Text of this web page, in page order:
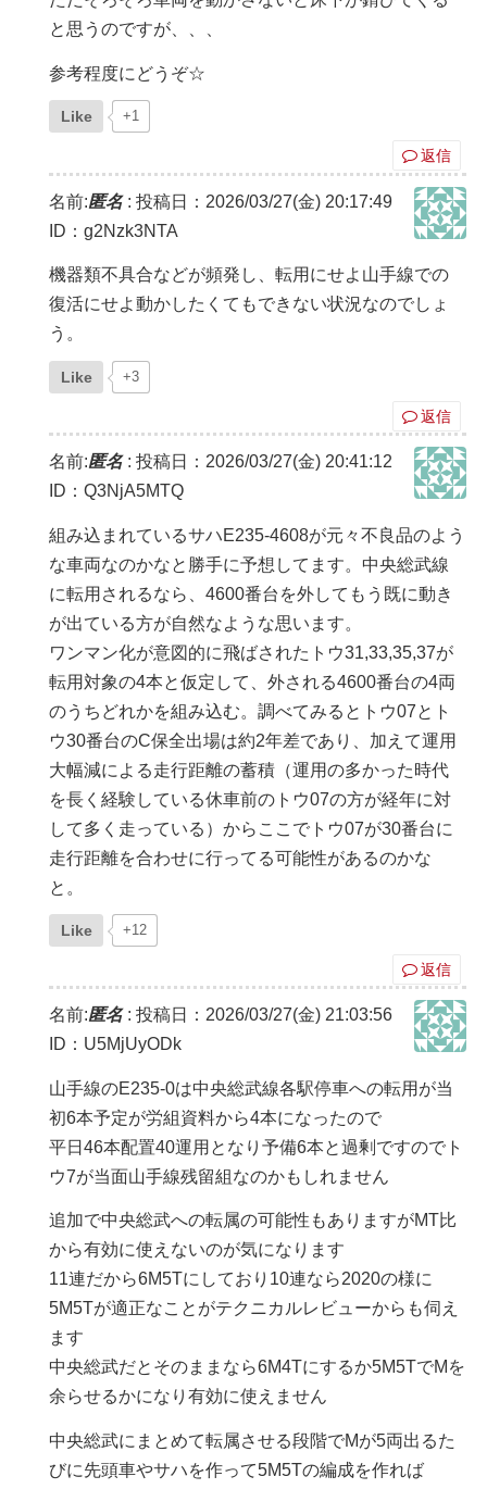
と思うのですが、、、
参考程度にどうぞ☆
Like +1
返信
名前:匿名: 投稿日：2026/03/27(金) 20:17:49
ID：g2Nzk3NTA
機器類不具合などが頻発し、転用にせよ山手線での
復活にせよ動かしたくてもできない状況なのでしょ
う。
Like +3
返信
名前:匿名: 投稿日：2026/03/27(金) 20:41:12
ID：Q3NjA5MTQ
組み込まれているサハE235-4608が元々不良品のよう
な車両なのかなと勝手に予想してます。中央総武線
に転用されるなら、4600番台を外してもう既に動き
が出ている方が自然なような思います。
ワンマン化が意図的に飛ばされたトウ31,33,35,37が
転用対象の4本と仮定して、外される4600番台の4両
のうちどれかを組み込む。調べてみるとトウ07とト
ウ30番台のC保全出場は約2年差であり、加えて運用
大幅減による走行距離の蓄積（運用の多かった時代
を長く経験している休車前のトウ07の方が経年に対
して多く走っている）からここでトウ07が30番台に
走行距離を合わせに行ってる可能性があるのかな
と。
Like +12
返信
名前:匿名: 投稿日：2026/03/27(金) 21:03:56
ID：U5MjUyODk
山手線のE235-0は中央総武線各駅停車への転用が当
初6本予定が労組資料から4本になったので
平日46本配置40運用となり予備6本と過剰ですのでト
ウ7が当面山手線残留組なのかもしれません
追加で中央総武への転属の可能性もありますがMT比
から有効に使えないのが気になります
11連だから6M5Tにしており10連なら2020の様に
5M5Tが適正なことがテクニカルレビューからも伺え
ます
中央総武だとそのままなら6M4Tにするか5M5TでMを
余らせるかになり有効に使えません
中央総武にまとめて転属させる段階でMが5両出るた
びに先頭車やサハを作って5M5Tの編成を作れば